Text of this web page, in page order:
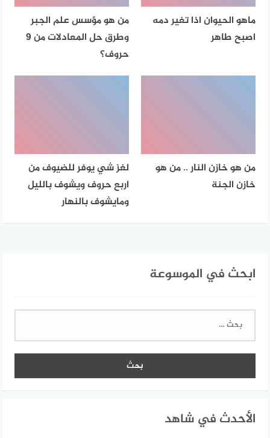
ماهو الحيوان اذا تغير دمه
اصبح طاهر
من هو مؤسس علم الجبر
وطرق حل المعادلات من 9
حروف؟
من هو خازن النار .. من هو
خازن الجنة
لغز شي يوفر للضيوف من
اربع حروف ويشوف بالليل
ومايشوف بالنهار
ابحث في الموسوعة
البحث
الأحدث في شاهد